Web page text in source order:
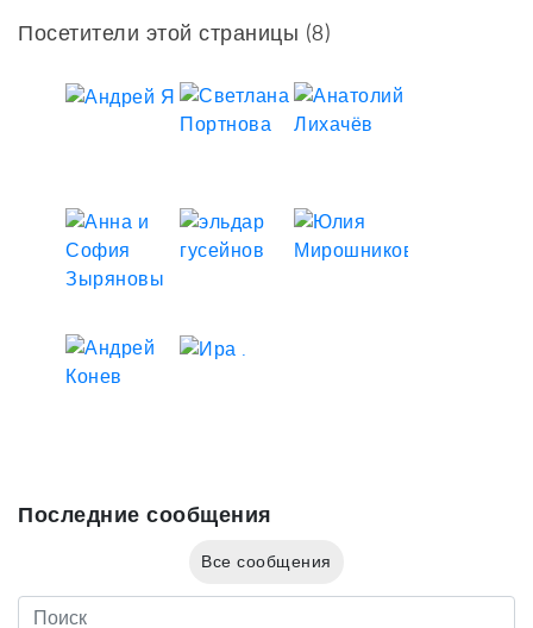
Посетители этой страницы (8)
Последние сообщения
Все сообщения